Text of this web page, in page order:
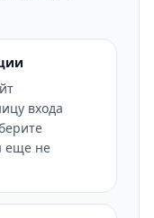
входа
еще не